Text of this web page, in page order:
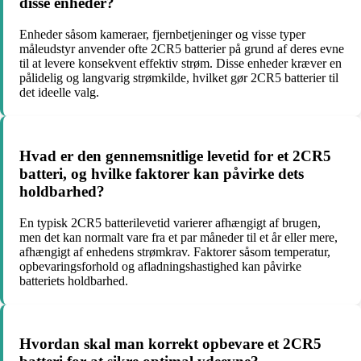
Enheder såsom kameraer, fjernbetjeninger og visse typer
måleudstyr anvender ofte 2CR5 batterier på grund af deres evne
til at levere konsekvent effektiv strøm. Disse enheder kræver en
pålidelig og langvarig strømkilde, hvilket gør 2CR5 batterier til
det ideelle valg.
Hvad er den gennemsnitlige levetid for et 2CR5
batteri, og hvilke faktorer kan påvirke dets
holdbarhed?
En typisk 2CR5 batterilevetid varierer afhængigt af brugen,
men det kan normalt vare fra et par måneder til et år eller mere,
afhængigt af enhedens strømkrav. Faktorer såsom temperatur,
opbevaringsforhold og afladningshastighed kan påvirke
batteriets holdbarhed.
Hvordan skal man korrekt opbevare et 2CR5